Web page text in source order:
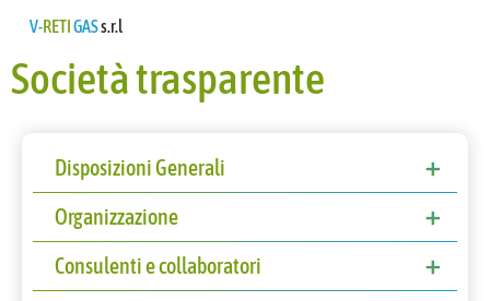
V-RETIGASs.r.l
Società trasparente
Disposizioni Generali
Atti generali
Piano triennale per la prevenzione della
corruzione e della trasparenza/MOG 231
Organizzazione
Titolare di incarichi politici, di
Consulenti e collaboratori